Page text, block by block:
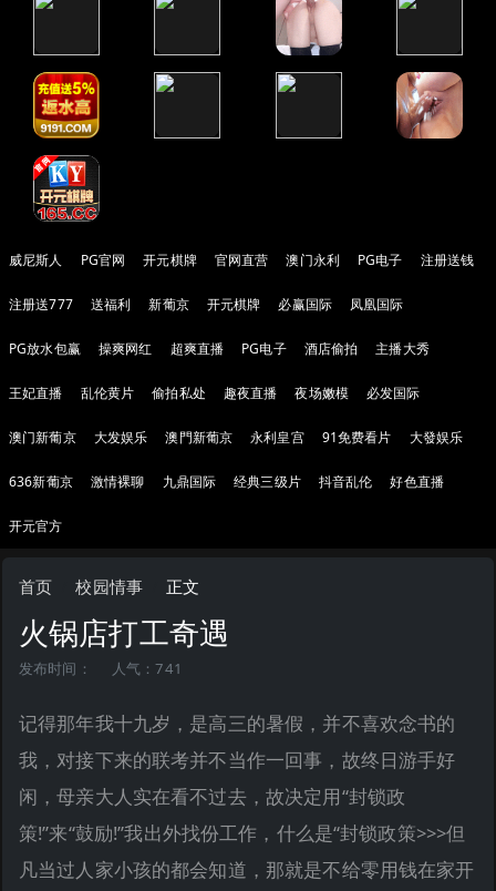
威尼斯人 PG官网 开元棋牌 官网直营 澳门永利 PG电子 注册送钱
注册送777 送福利 新葡京 开元棋牌 必赢国际 凤凰国际
PG放水包赢 操爽网红 超爽直播 PG电子 酒店偷拍 主播大秀
王妃直播 乱伦黄片 偷拍私处 趣夜直播 夜场嫩模 必发国际
澳门新葡京 大发娱乐 澳門新葡京 永利皇宫 91免费看片 大發娱乐
636新葡京 激情裸聊 九鼎国际 经典三级片 抖音乱伦 好色直播
开元官方
首页 校园情事 正文
火锅店打工奇遇
发布时间： 人气：741
记得那年我十九岁，是高三的暑假，并不喜欢念书的
我，对接下来的联考并不当作一回事，故终日游手好
闲，母亲大人实在看不过去，故决定用“封锁政
策!”来“鼓励!”我出外找份工作，什么是“封锁政策>>>但
凡当过人家小孩的都会知道，那就是不给零用钱在家开